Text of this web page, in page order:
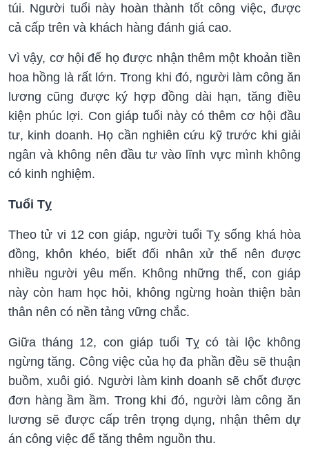
túi. Người tuổi này hoàn thành tốt công việc, được
cả cấp trên và khách hàng đánh giá cao.
Vì vậy, cơ hội để họ được nhận thêm một khoản tiền
hoa hồng là rất lớn. Trong khi đó, người làm công ăn
lương cũng được ký hợp đồng dài hạn, tăng điều
kiện phúc lợi. Con giáp tuổi này có thêm cơ hội đầu
tư, kinh doanh. Họ cần nghiên cứu kỹ trước khi giải
ngân và không nên đầu tư vào lĩnh vực mình không
có kinh nghiệm.
Tuổi Tỵ
Theo tử vi 12 con giáp, người tuổi Tỵ sống khá hòa
đồng, khôn khéo, biết đối nhân xử thế nên được
nhiều người yêu mến. Không những thế, con giáp
này còn ham học hỏi, không ngừng hoàn thiện bản
thân nên có nền tảng vững chắc.
Giữa tháng 12, con giáp tuổi Tỵ có tài lộc không
ngừng tăng. Công việc của họ đa phần đều sẽ thuận
buồm, xuôi gió. Người làm kinh doanh sẽ chốt được
đơn hàng ầm ầm. Trong khi đó, người làm công ăn
lương sẽ được cấp trên trọng dụng, nhận thêm dự
án công việc để tăng thêm nguồn thu.